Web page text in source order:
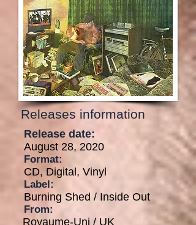
Releases information
Release date:
August 28, 2020
Format:
CD, Digital, Vinyl
Label:
Burning Shed / Inside Out
From:
Royaume-Uni / UK